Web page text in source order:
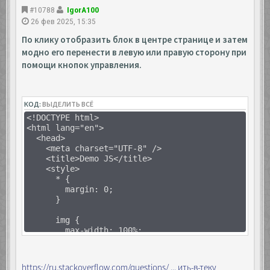
#10788
IgorA100
26 фев 2025, 15:35
По клику отобразить блок в центре странице и затем
модно его перенести в левую или правую сторону при
помощи кнопок управления.
КОД:ВЫДЕЛИТЬ ВСЁ
<!DOCTYPE html>
<html lang="en">
<head>
<meta charset="UTF-8" />
<title>Demo JS</title>
<style>
* {
margin: 0;
}
img {
max-width: 100%;
https://ru.stackoverflow.com/questions/ ... ить-в-теку